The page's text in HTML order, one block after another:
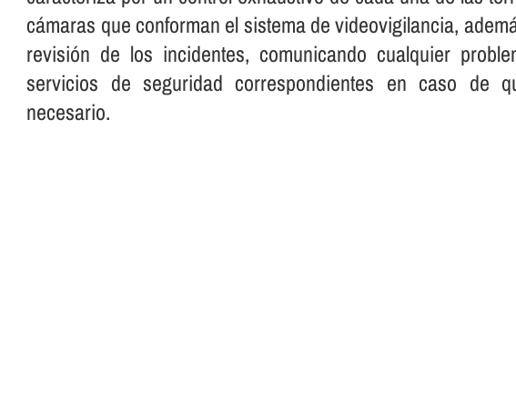
cámaras que conforman el sistema de videovigilancia,
revisión de los incidentes, comunicando cualquier
servicios de seguridad correspondientes en caso de
necesario.